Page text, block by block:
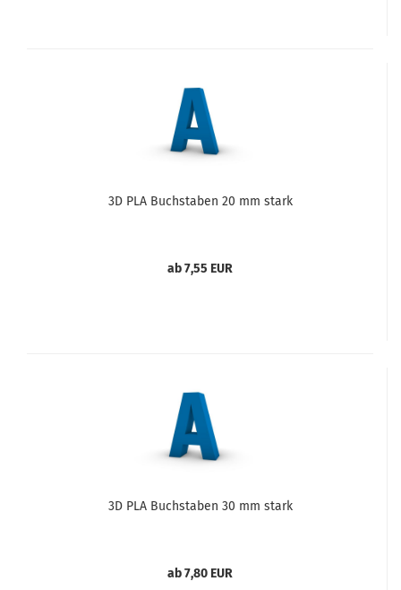
3D PLA Buchstaben 20 mm stark
ab 7,55 EUR
3D PLA Buchstaben 30 mm stark
ab 7,80 EUR